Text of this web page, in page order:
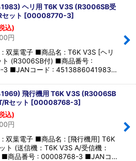
ヘリ用 T6K V3S (R3006SB受
ット [00008770-3]
込)
円
双葉電子 ■商品名 : T6K V3S [ヘリ
ト (R3006SB付) ■商品番号 :
3 ■JANコード : 4513886041983…
飛行機用 T6K V3S (R3006SB
Rセット [00008768-3]
込)
円
双葉電子 ■商品名 : [飛行機用] T6K
ト (送信機：T6K V3S A/受信機：
■商品番号 : 00008768-3 ■JANコ…